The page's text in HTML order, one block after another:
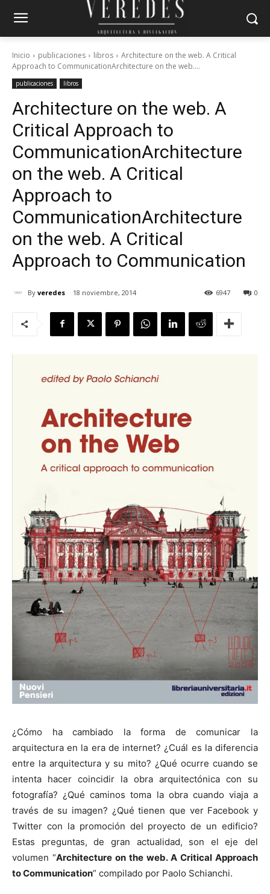
Inicio publicaciones libros
Architecture on the web. A Critical
Approach to CommunicationArchitecture on the web....
publicaciones libros
Architecture on the web. A
Critical Approach to
CommunicationArchitecture
on the web. A Critical
Approach to
CommunicationArchitecture
on the web. A Critical
Approach to Communication
By veredes 18 noviembre, 2014 0
6947
¿Cómo ha cambiado la forma de comunicar la
arquitectura en la era de internet? ¿Cuál es la diferencia
entre la arquitectura y su mito? ¿Qué ocurre cuando se
intenta hacer coincidir la obra arquitectónica con su
fotografía? ¿Qué caminos toma la obra cuando viaja a
través de su imagen? ¿Qué tienen que ver Facebook y
Twitter con la promoción del proyecto de un edificio?
Estas preguntas, de gran actualidad, son el eje del
volumen “Architecture on the web. A Critical Approach
to Communication” compilado por Paolo Schianchi.